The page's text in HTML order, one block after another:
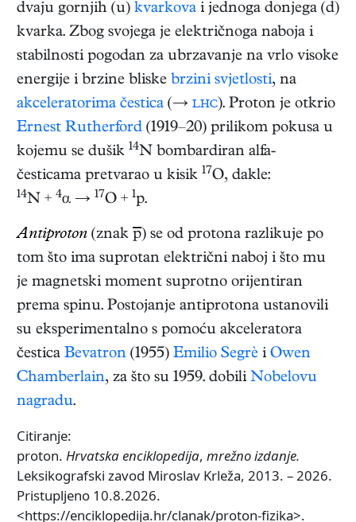
dvaju gornjih (u) kvarkova i jednoga donjega (d)
kvarka. Zbog svojega je električnoga naboja i
stabilnosti pogodan za ubrzavanje na vrlo visoke
energije i brzine bliske brzini svjetlosti, na
akceleratorima čestica (→ lhc). Proton je otkrio
Ernest Rutherford (1919–20) prilikom pokusa u
kojemu se dušik 14N bombardiran alfa-
česticama pretvarao u kisik 17O, dakle:
14N + 4α → 17O + 1p.
Antiproton (znak p) se od protona razlikuje po
tom što ima suprotan električni naboj i što mu
je magnetski moment suprotno orijentiran
prema spinu. Postojanje antiprotona ustanovili
su eksperimentalno s pomoću akceleratora
čestica Bevatron (1955) Emilio Segrè i Owen
Chamberlain, za što su 1959. dobili Nobelovu
nagradu.
Citiranje:
proton. Hrvatska enciklopedija, mrežno izdanje.
Leksikografski zavod Miroslav Krleža, 2013. – 2026.
Pristupljeno 10.8.2026.
<https://enciklopedija.hr/clanak/proton-fizika>.